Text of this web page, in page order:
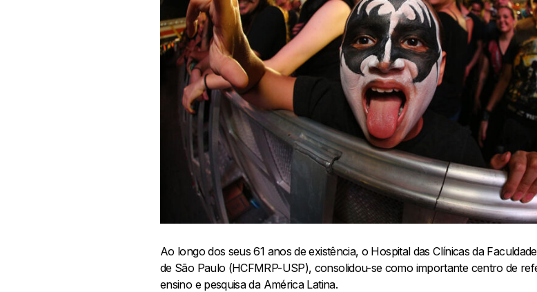
Ao longo dos seus 61 anos de existência, o Hospital das Clínicas da
de São Paulo (HCFMRP-USP), consolidou-se como importante centro de
ensino e pesquisa da América Latina.